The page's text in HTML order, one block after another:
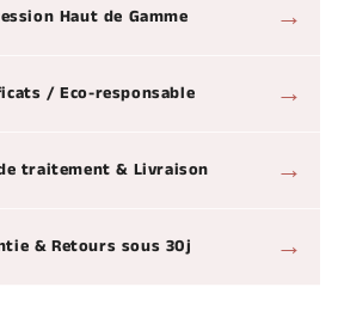
Haut de Gamme →
/ Eco-responsable →
traitement & Livraison →
& Retours sous 30j →